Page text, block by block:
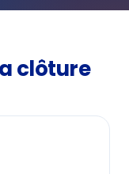
clôture